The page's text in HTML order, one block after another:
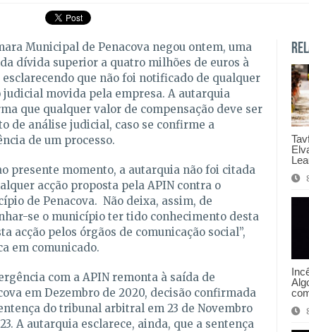
Municipal de Penacova negou ontem, uma
dívida superior a quatro milhões de euros à
esclarecendo que não foi notificado de qualquer
judicial movida pela empresa. A autarquia
que qualquer valor de compensação deve ser
de análise judicial, caso se confirme a
de um processo.
presente momento, a autarquia não foi citada
acção proposta pela APIN contra o
de Penacova. Não deixa, assim, de
se o município ter tido conhecimento desta
acção pelos órgãos de comunicação social”,
em comunicado.
com a APIN remonta à saída de
em Dezembro de 2020, decisão confirmada
do tribunal arbitral em 23 de Novembro
A autarquia esclarece, ainda, que a sentença